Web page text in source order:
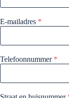
E-mailadres *
Telefoonnummer *